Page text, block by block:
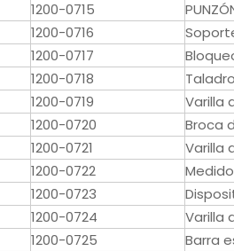
1200-0715
1200-0716
1200-0717
1200-0718
1200-0719 Varilla
1200-0720 Broca
1200-0721 Varilla
1200-0722
1200-0723
1200-0724 Varilla
1200-0725 Barra